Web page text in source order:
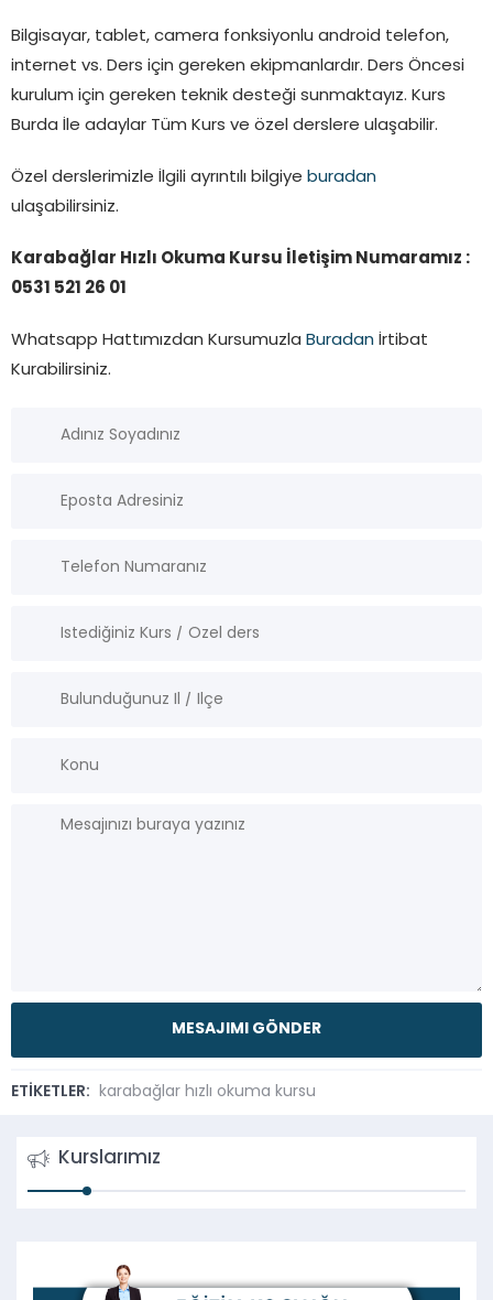
Bilgisayar, tablet, camera fonksiyonlu android telefon,
internet vs. Ders için gereken ekipmanlardır. Ders Öncesi
kurulum için gereken teknik desteği sunmaktayız. Kurs
Burda İle adaylar Tüm Kurs ve özel derslere ulaşabilir.
Özel derslerimizle İlgili ayrıntılı bilgiye buradan
ulaşabilirsiniz.
Karabağlar Hızlı Okuma Kursu İletişim Numaramız :
0531 521 26 01
Whatsapp Hattımızdan Kursumuzla Buradan İrtibat
Kurabilirsiniz.
ETİKETLER: karabağlar hızlı okuma kursu
Kurslarımız